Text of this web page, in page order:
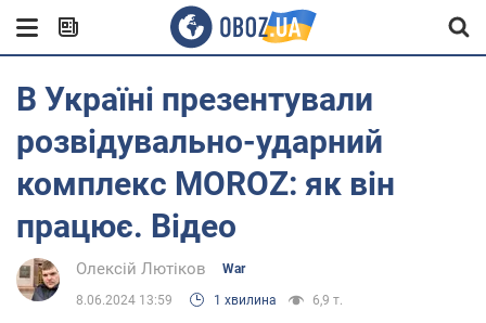
В Україні презентували
розвідувально-ударний
комплекс MOROZ: як він
працює. Відео
Олексій Лютіков War
8.06.2024 13:59 1 хвилина 6,9 т.